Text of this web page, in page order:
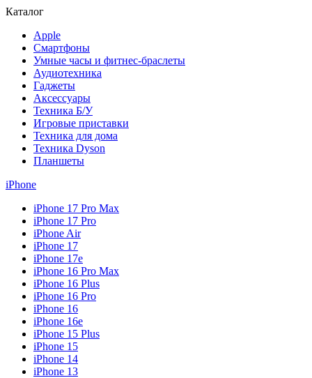
Каталог
Apple
Смартфоны
Умные часы и фитнес-браслеты
Аудиотехника
Гаджеты
Аксессуары
Техника Б/У
Игровые приставки
Техника для дома
Техника Dyson
Планшеты
iPhone
iPhone 17 Pro Max
iPhone 17 Pro
iPhone Air
iPhone 17
iPhone 17e
iPhone 16 Pro Max
iPhone 16 Plus
iPhone 16 Pro
iPhone 16
iPhone 16e
iPhone 15 Plus
iPhone 15
iPhone 14
iPhone 13